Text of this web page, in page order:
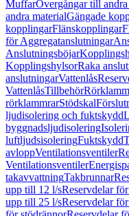
MuffarÖvergångar till andra
andra materialGängade
kopplingarFlänskopplingar
för Aggregatanslutningar
Anslutningsböjar
KopplingshylsorRaka
anslutningarVattenlås
VattenlåsTillbehör
rörklammrarStödskal
ljudisolering och fuktskydd
byggnadsljudisolering
luftljudsisoleringFuktskydd
avloppVentilationsventiler
Ventilationsventiler
takavvattningTakbrunnar
upp till 12 l/sReservdelar
upp till 25 l/sReservdelar